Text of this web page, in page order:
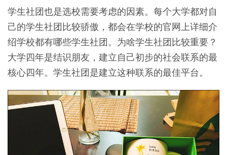
学生社团也是选校需要考虑的因素。每个大学都对自
己的学生社团比较骄傲，都会在学校的官网上详细介
绍学校都有哪些学生社团。为啥学生社团比较重要？
大学四年是结识朋友，建立自己初步的社会联系的最
核心四年。学生社团是建立这种联系的最佳平台。